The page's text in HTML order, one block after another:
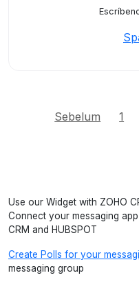
Sebelum 1
Use our Widget with ZOHO
Connect your messaging
CRM and HUBSPOT
Create Polls for your
messaging group